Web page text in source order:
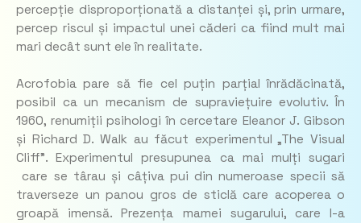
percepție disproporționată a distanței și, prin urmare,
percep riscul și impactul unei căderi ca fiind mult mai
mari decât sunt ele în realitate.
Acrofobia pare să fie cel puțin parțial înrădăcinată,
posibil ca un mecanism de supraviețuire evolutiv. În
1960, renumiții psihologi în cercetare Eleanor J. Gibson
și Richard D. Walk au făcut experimentul „The Visual
Cliff”. Experimentul presupunea ca mai mulți sugari
care se târau și câțiva pui din numeroase specii să
traverseze un panou gros de sticlă care acoperea o
groapă imensă. Prezența mamei sugarului, care l-a